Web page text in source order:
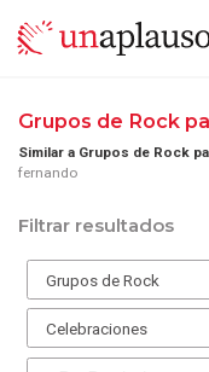
Grupos de Rock
Similar a Grupos de Rock
fernando
Filtrar resultados